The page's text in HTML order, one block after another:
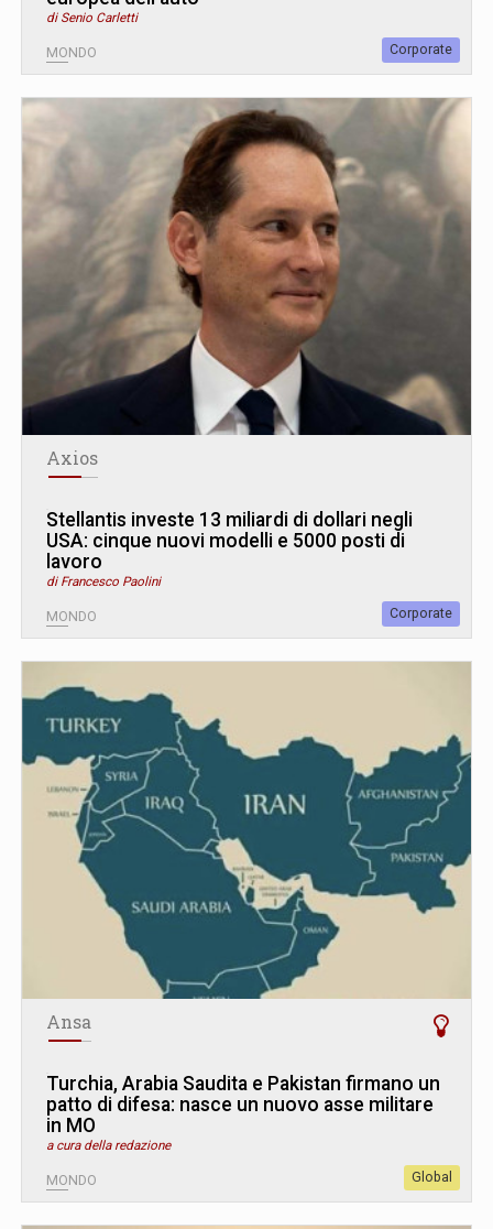
di Senio Carletti
MONDO Corporate
Axios
Stellantis investe 13 miliardi di dollari negli
USA: cinque nuovi modelli e 5000 posti di
lavoro
di Francesco Paolini
MONDO Corporate
Ansa
Turchia, Arabia Saudita e Pakistan firmano un
patto di difesa: nasce un nuovo asse militare
in MO
a cura della redazione
MONDO Global